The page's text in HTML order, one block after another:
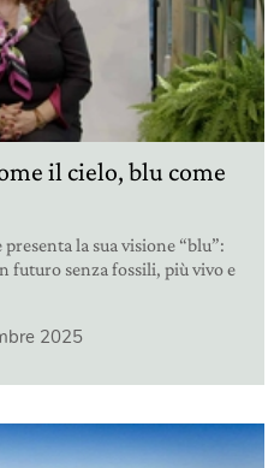
il cielo, blu come
la sua visione “blu”:
futuro senza fossili, più vivo e
2025